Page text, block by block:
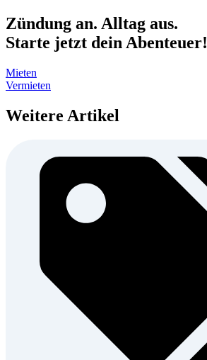
Zündung an. Alltag aus.
Starte jetzt dein Abenteuer!
Mieten
Vermieten
Weitere Artikel